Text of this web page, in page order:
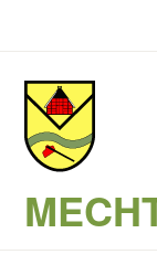
springen